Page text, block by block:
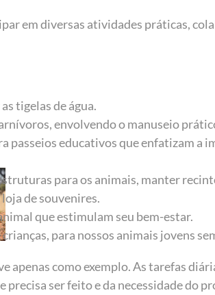
em diversas atividades práticas,
tigelas de água.
envolvendo o manuseio
educativos que enfatizam a
para os animais, manter
de souvenires.
que estimulam seu bem-estar.
para nossos animais jovens
apenas como exemplo. As tarefas
ser feito e da necessidade do